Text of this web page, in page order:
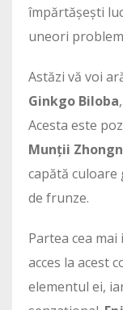
împărtășești
uneori
Astăzi vă voi
Ginkgo Biloba
Acesta este
Munții
capătă
de frunze.
Partea cea
acces la acest
elementul ei,